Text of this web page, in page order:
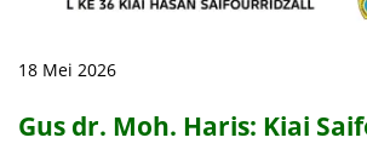
18 Mei 2026
Gus dr. Moh. Haris: Kiai